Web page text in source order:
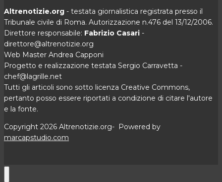
Altrenotizie.org - testata giornalistica registrata presso il
Tribunale civile di Roma. Autorizzazione n.476 del 13/12/2006.
Direttore responsabile: Fabrizio Casari -
direttore@altrenotizie.org
Web Master Andrea Capponi
Progetto e realizzazione testata Sergio Carravetta -
chef@lagrille.net
Tutti gli articoli sono sotto licenza Creative Commons,
pertanto posso essere riportati a condizione di citare l'autore
e la fonte.
Copyright 2026 Altrenotizie.org- Powered by
marcapstudio.com